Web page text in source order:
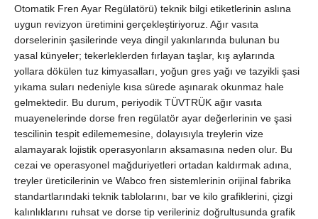
Otomatik Fren Ayar Regülatörü) teknik bilgi etiketlerinin aslına
uygun revizyon üretimini gerçekleştiriyoruz. Ağır vasıta
dorselerinin şasilerinde veya dingil yakınlarında bulunan bu
yasal künyeler; tekerleklerden fırlayan taşlar, kış aylarında
yollara dökülen tuz kimyasalları, yoğun gres yağı ve tazyikli şasi
yıkama suları nedeniyle kısa sürede aşınarak okunmaz hale
gelmektedir. Bu durum, periyodik TÜVTRÜK ağır vasıta
muayenelerinde dorse fren regülatör ayar değerlerinin ve şasi
tescilinin tespit edilememesine, dolayısıyla treylerin vize
alamayarak lojistik operasyonların aksamasına neden olur. Bu
cezai ve operasyonel mağduriyetleri ortadan kaldırmak adına,
treyler üreticilerinin ve Wabco fren sistemlerinin orijinal fabrika
standartlarındaki teknik tablolarını, bar ve kilo grafiklerini, çizgi
kalınlıklarını ruhsat ve dorse tip verileriniz doğrultusunda grafik